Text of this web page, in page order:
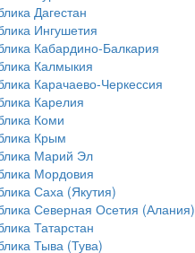
Дагестан
Ингушетия
Кабардино-Балкария
Калмыкия
Карачаево-Черкессия
Карелия
Коми
Крым
Марий Эл
Мордовия
Саха (Якутия)
Северная Осетия (Алания)
Татарстан
Тыва (Тува)